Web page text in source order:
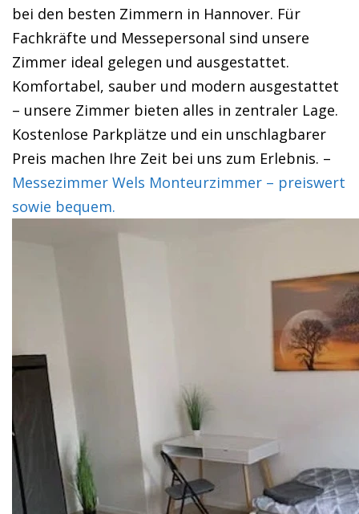
bei den besten Zimmern in Hannover. Für
Fachkräfte und Messepersonal sind unsere
Zimmer ideal gelegen und ausgestattet.
Komfortabel, sauber und modern ausgestattet
– unsere Zimmer bieten alles in zentraler Lage.
Kostenlose Parkplätze und ein unschlagbarer
Preis machen Ihre Zeit bei uns zum Erlebnis. –
Messezimmer Wels Monteurzimmer – preiswert
sowie bequem.